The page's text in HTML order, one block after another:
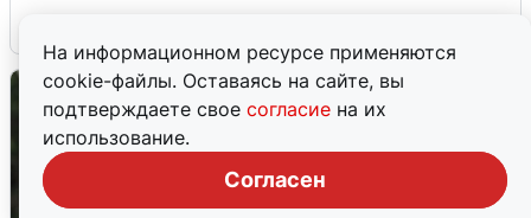
На информационном ресурсе применяются
cookie-файлы. Оставаясь на сайте, вы
подтверждаете свое согласие на их
использование.
Согласен